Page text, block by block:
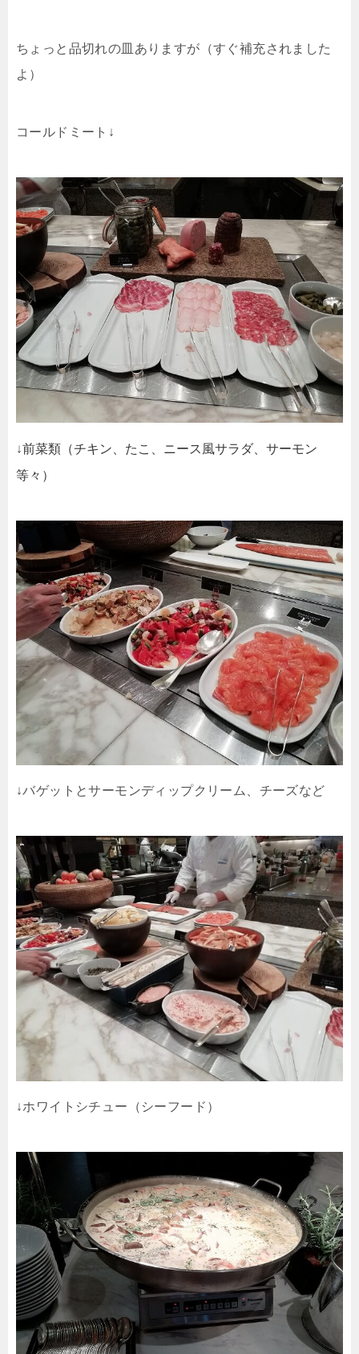
ちょっと品切れの皿ありますが（すぐ補充されました
よ）
コールドミート↓
↓前菜類（チキン、たこ、ニース風サラダ、サーモン
等々）
↓バゲットとサーモンディップクリーム、チーズなど
↓ホワイトシチュー（シーフード）